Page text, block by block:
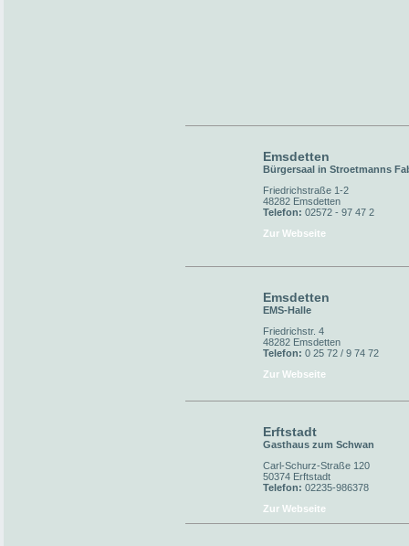
Emsdetten
Bürgersaal in Stroetmanns
Friedrichstraße 1-2
48282 Emsdetten
Telefon: 02572 - 97 47 2
Zur Webseite
Emsdetten
EMS-Halle
Friedrichstr. 4
48282 Emsdetten
Telefon: 0 25 72 / 9 74 72
Zur Webseite
Erftstadt
Gasthaus zum Schwan
Carl-Schurz-Straße 120
50374 Erftstadt
Telefon: 02235-986378
Zur Webseite